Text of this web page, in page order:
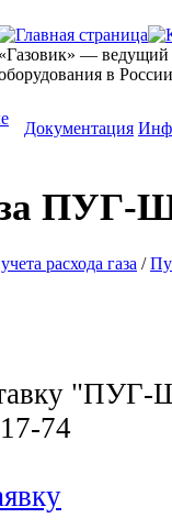
«Газовик» — ведущий
в России
Документация
расхода газа /
74